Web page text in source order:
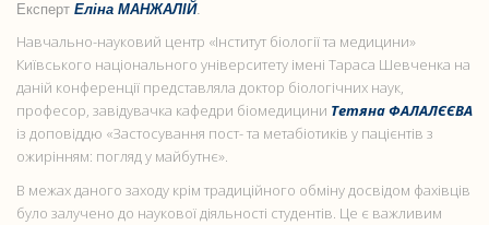
Експерт Еліна МАНЖАЛІЙ.
Навчально-науковий центр «Інститут біології та медицини»
Київського національного університету імені Тараса Шевченка на
даній конференції представляла доктор біологічних наук,
професор, завідувачка кафедри біомедицини Тетяна ФАЛАЛЄЄВА
із доповіддю «Застосування пост- та метабіотиків у пацієнтів з
ожирінням: погляд у майбутнє».
В межах даного заходу крім традиційного обміну досвідом фахівців
було залучено до наукової діяльності студентів. Це є важливим